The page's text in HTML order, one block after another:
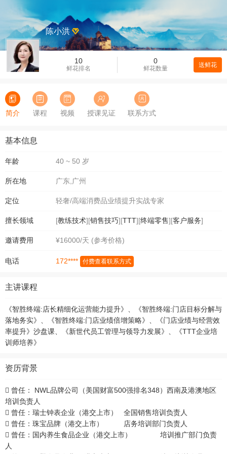
10
鲜花排名
0
鲜花数量 送鲜花
陈小洪
简介 课程 视频 授课见证 联系方式
基本信息
年龄 40 ~ 50 岁
所在地 广东,广州
定位 轻奢/高端消费品业绩提升实战专家
擅长领域 [教练技术][销售技巧][TTT][终端零售][客户服务]
邀请费用 ¥16000/天 (参考价格)
电话 172**** 付费查看联系方式
主讲课程
《智胜终端:店长精细化运营能力提升》、《智胜终端:门店目标分解与
落地务实》、《智胜终端:门店业绩倍增策略》、《门店业绩与经营效
率提升》沙盘课、《新世代员工管理与领导力发展》、《TTT企业培
训师培养》
资历背景
 曾任： NWL品牌公司（美国财富500强排名348）西南及港澳地区
培训负责人
 曾任：瑞士钟表企业（港交上市） 全国销售培训负责人
 曾任：珠宝品牌（港交上市） 店务培训部门负责人
 曾任：国内养生食品企业（港交上市） 培训推广部门负责
人